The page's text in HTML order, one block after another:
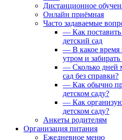
Дистанционное
Онлайн приёмная
Часто задаваемые
— Как поставить
детский сад
— В какое время
утром и
— Сколько дней
сад без справки?
— Как обычно
детском саду?
— Как
детском саду?
Анкеты родителям
Организация питания
Ежедневное меню